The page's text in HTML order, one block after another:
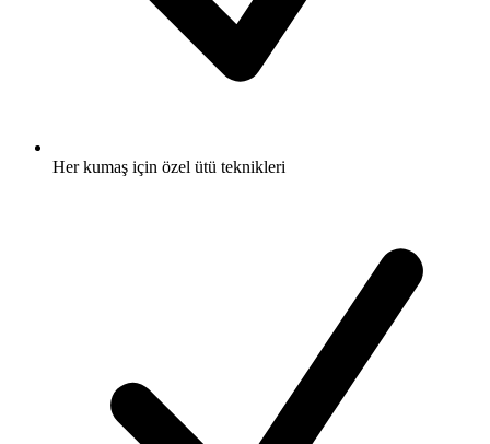
Her kumaş için özel ütü teknikleri